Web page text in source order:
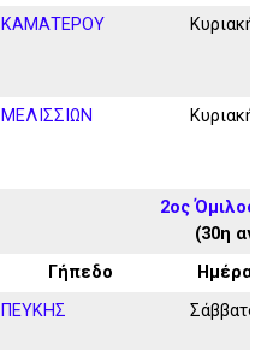
ΚΑΜΑΤΕΡΟΥ Κυριακή
ΜΕΛΙΣΣΙΩΝ Κυριακή
2ος Όμιλος
(30η
Γήπεδο
Ημέρα
ΠΕΥΚΗΣ Σάββατο